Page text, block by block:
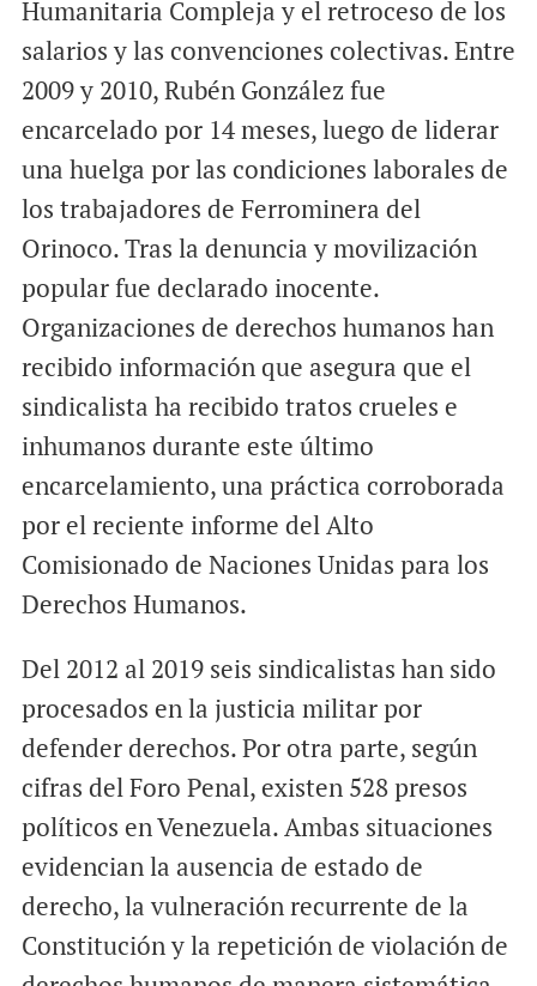
Humanitaria Compleja y el retroceso de los
salarios y las convenciones colectivas. Entre
2009 y 2010, Rubén González fue
encarcelado por 14 meses, luego de liderar
una huelga por las condiciones laborales de
los trabajadores de Ferrominera del
Orinoco. Tras la denuncia y movilización
popular fue declarado inocente.
Organizaciones de derechos humanos han
recibido información que asegura que el
sindicalista ha recibido tratos crueles e
inhumanos durante este último
encarcelamiento, una práctica corroborada
por el reciente informe del Alto
Comisionado de Naciones Unidas para los
Derechos Humanos.
Del 2012 al 2019 seis sindicalistas han sido
procesados en la justicia militar por
defender derechos. Por otra parte, según
cifras del Foro Penal, existen 528 presos
políticos en Venezuela. Ambas situaciones
evidencian la ausencia de estado de
derecho, la vulneración recurrente de la
Constitución y la repetición de violación de